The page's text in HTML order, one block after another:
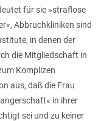
für sie »straflose
«, Abbruchkliniken sind
in denen der
die Mitgliedschaft in
Komplizen
aus, daß die Frau
« in ihrer
sei und zu keiner